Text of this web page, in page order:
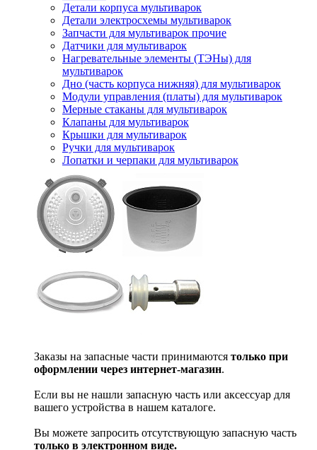
Детали корпуса мультиварок
Детали электросхемы мультиварок
Запчасти для мультиварок прочие
Датчики для мультиварок
Нагревательные элементы (ТЭНы) для
мультиварок
Дно (часть корпуса нижняя) для мультиварок
Модули управления (платы) для мультиварок
Мерные стаканы для мультиварок
Клапаны для мультиварок
Крышки для мультиварок
Ручки для мультиварок
Лопатки и черпаки для мультиварок
Заказы на запасные части принимаются только при
оформлении через интернет-магазин.
Если вы не нашли запасную часть или аксессуар для
вашего устройства в нашем каталоге.
Вы можете запросить отсутствующую запасную часть
только в электронном виде.